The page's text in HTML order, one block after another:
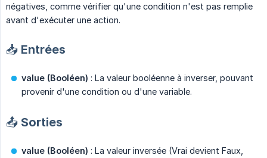
négatives, comme vérifier qu'une condition n'est pas remplie
avant d'exécuter une action.
📥 Entrées
value (Booléen) : La valeur booléenne à inverser, pouvant
provenir d'une condition ou d'une variable.
📤 Sorties
value (Booléen) : La valeur inversée (Vrai devient Faux,